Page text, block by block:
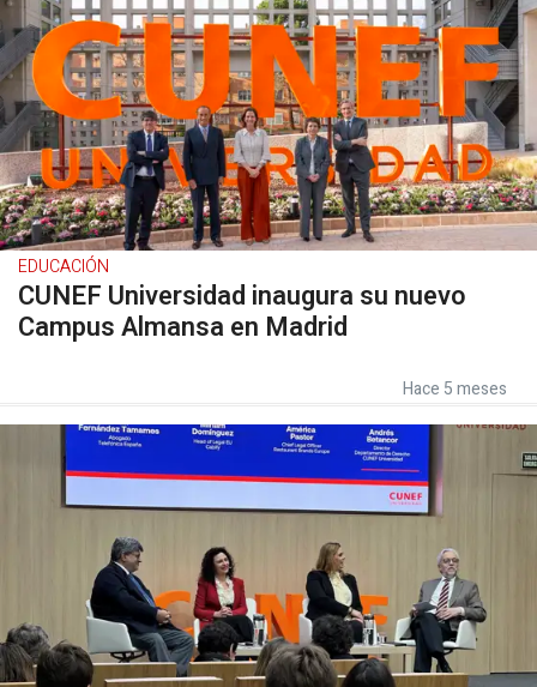
EDUCACIÓN
CUNEF Universidad inaugura su nuevo
Campus Almansa en Madrid
Hace 5 meses